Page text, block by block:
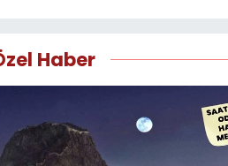
Haber